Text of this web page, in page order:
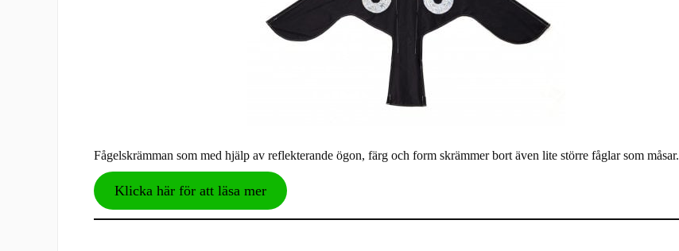
Fågelskrämman som med hjälp av reflekterande ögon, färg och form skrämmer bort även lite större fåglar som måsar.
Klicka här för att läsa mer